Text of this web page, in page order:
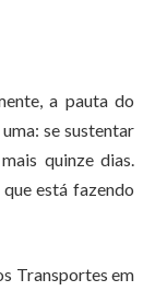
a pauta do
se sustentar
quinze dias.
está fazendo
Transportes em